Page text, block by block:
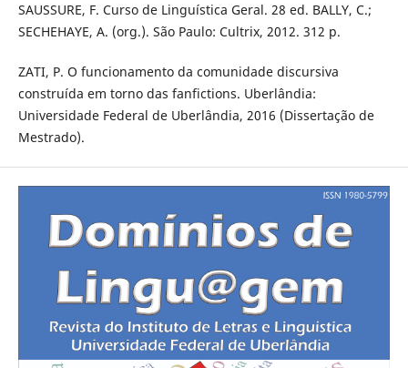
SAUSSURE, F. Curso de Linguística Geral. 28 ed. BALLY, C.;
SECHEHAYE, A. (org.). São Paulo: Cultrix, 2012. 312 p.
ZATI, P. O funcionamento da comunidade discursiva
construída em torno das fanfictions. Uberlândia:
Universidade Federal de Uberlândia, 2016 (Dissertação de
Mestrado).